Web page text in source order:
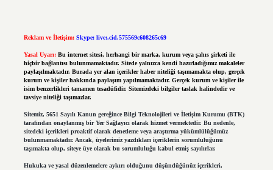
Reklam ve İletişim: Skype: live:.cid.575569c608265c69
Yasal Uyarı: Bu internet sitesi, herhangi bir marka, kurum veya şahıs şirketi ile
hiçbir bağlantısı bulunmamaktadır. Sitede yalnızca kendi hazırladığımız makaleler
paylaşılmaktadır. Burada yer alan içerikler haber niteliği taşımamakta olup, gerçek
kurum ve kişiler hakkında paylaşım yapılmamaktadır. Gerçek kurum ve kişiler ile
isim benzerlikleri tamamen tesadüfidir. Sitemizdeki bilgiler taslak halindedir ve
tavsiye niteliği taşımazlar.
Sitemiz, 5651 Sayılı Kanun gereğince Bilgi Teknolojileri ve İletişim Kurumu (BTK)
tarafından onaylanmış bir Yer Sağlayıcı olarak hizmet vermektedir. Bu nedenle,
sitedeki içerikleri proaktif olarak denetleme veya araştırma yükümlülüğümüz
bulunmamaktadır. Ancak, üyelerimiz yazdıkları içeriklerin sorumluluğunu
taşımakta olup, siteye üye olarak bu sorumluluğu kabul etmiş sayılırlar.
Hukuka ve yasal düzenlemelere aykırı olduğunu düşündüğünüz içerikleri,